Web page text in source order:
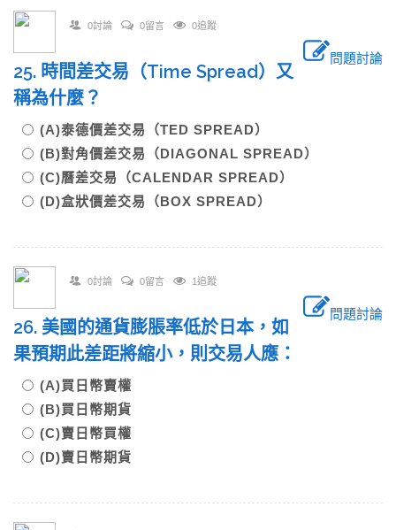
0討論 0留言 0追蹤
問題討論
25. 時間差交易（Time Spread）又
稱為什麼？
(A)泰德價差交易（TED SPREAD）
(B)對角價差交易（DIAGONAL SPREAD）
(C)曆差交易（CALENDAR SPREAD）
(D)盒狀價差交易（BOX SPREAD）
0討論 0留言 1追蹤
問題討論
26. 美國的通貨膨脹率低於日本，如
果預期此差距將縮小，則交易人應：
(A)買日幣賣權
(B)買日幣期貨
(C)賣日幣買權
(D)賣日幣期貨